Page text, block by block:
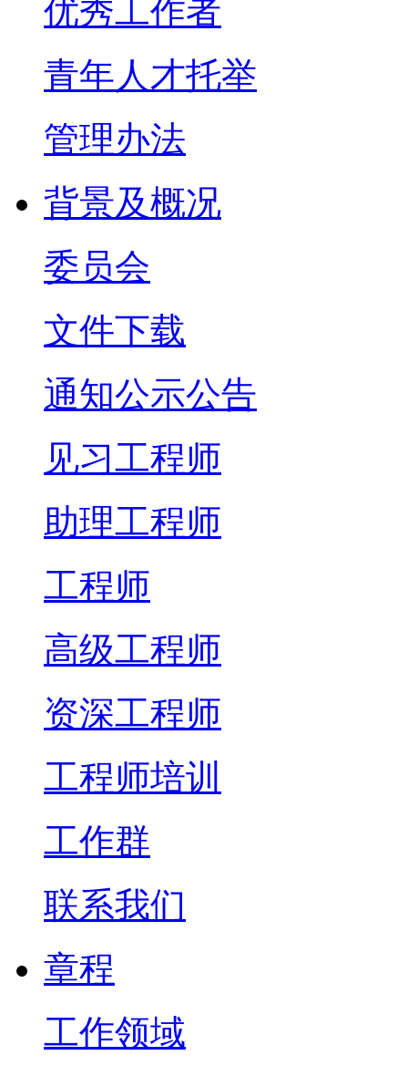
优秀工作者
青年人才托举
管理办法
背景及概况
委员会
文件下载
通知公示公告
见习工程师
助理工程师
工程师
高级工程师
资深工程师
工程师培训
工作群
联系我们
章程
工作领域